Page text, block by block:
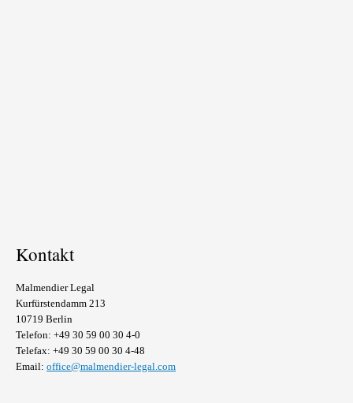
Kontakt
Malmendier Legal
Kurfürstendamm 213
10719 Berlin
Telefon: +49 30 59 00 30 4-0
Telefax: +49 30 59 00 30 4-48
Email:office@malmendier-legal.com